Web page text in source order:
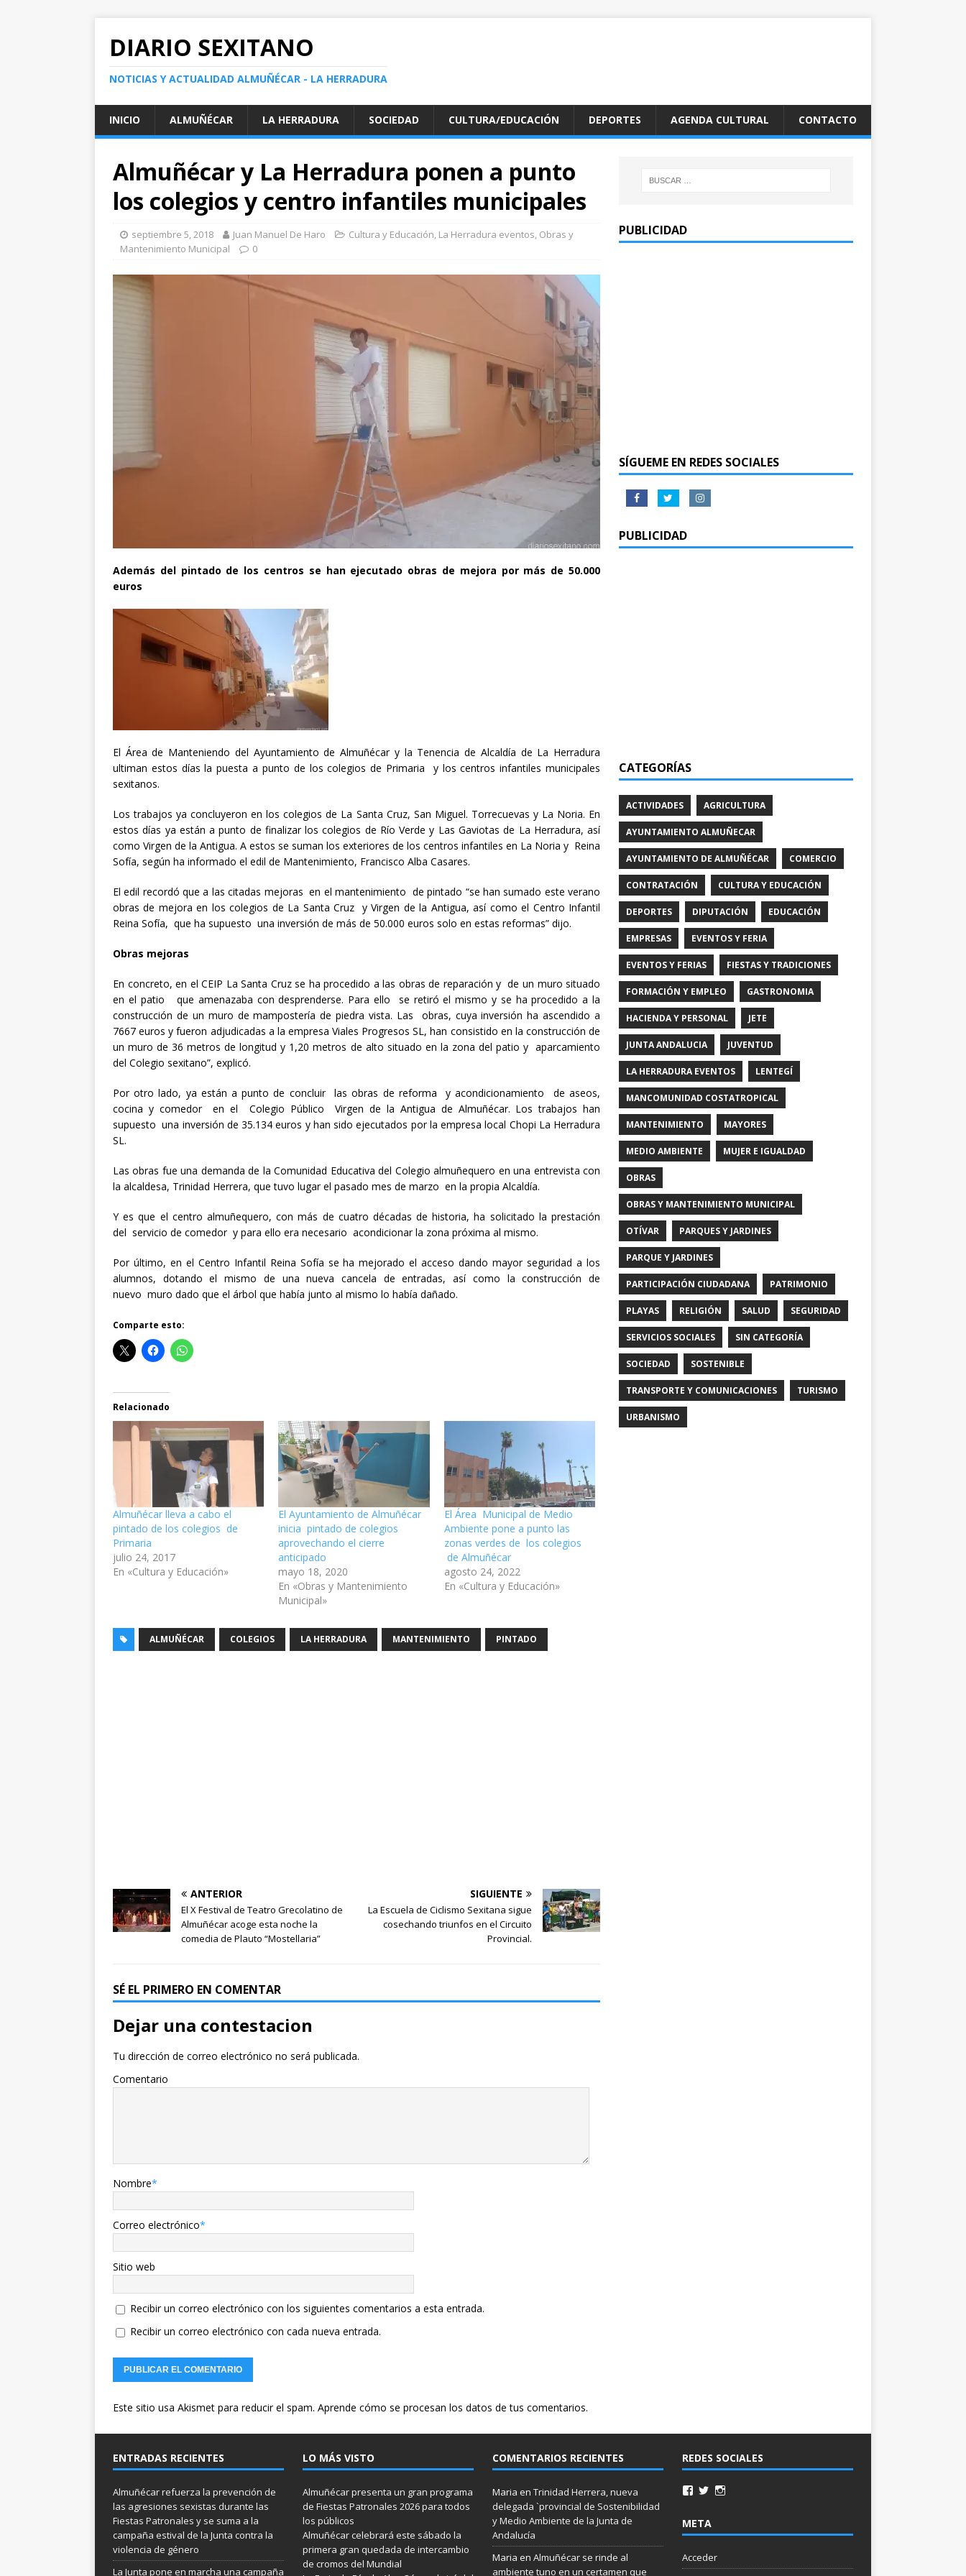
DIARIO SEXITANO
NOTICIAS Y ACTUALIDAD ALMUÑÉCAR - LA HERRADURA
INICIO ALMUÑÉCAR LA HERRADURA SOCIEDAD CULTURA/EDUCACIÓN DEPORTES AGENDA CULTURAL CONTACTO
Almuñécar y La Herradura ponen a punto
los colegios y centro infantiles municipales
septiembre 5, 2018 Juan Manuel De Haro Cultura y Educación, La Herradura eventos, Obras y
Mantenimiento Municipal
0
Además del pintado de los centros se han ejecutado obras de mejora por más de 50.000
euros
El Área de Manteniendo del Ayuntamiento de Almuñécar y la Tenencia de Alcaldía de La Herradura
ultiman estos días la puesta a punto de los colegios de Primaria y los centros infantiles municipales
sexitanos.
Los trabajos ya concluyeron en los colegios de La Santa Cruz, San Miguel. Torrecuevas y La Noria. En
estos días ya están a punto de finalizar los colegios de Río Verde y Las Gaviotas de La Herradura, así
como Virgen de la Antigua. A estos se suman los exteriores de los centros infantiles en La Noria y Reina
Sofía, según ha informado el edil de Mantenimiento, Francisco Alba Casares.
El edil recordó que a las citadas mejoras en el mantenimiento de pintado “se han sumado este verano
obras de mejora en los colegios de La Santa Cruz y Virgen de la Antigua, así como el Centro Infantil
Reina Sofía, que ha supuesto una inversión de más de 50.000 euros solo en estas reformas” dijo.
Obras mejoras
En concreto, en el CEIP La Santa Cruz se ha procedido a las obras de reparación y de un muro situado
en el patio que amenazaba con desprenderse. Para ello se retiró el mismo y se ha procedido a la
construcción de un muro de mampostería de piedra vista. Las obras, cuya inversión ha ascendido a
7667 euros y fueron adjudicadas a la empresa Viales Progresos SL, han consistido en la construcción de
un muro de 36 metros de longitud y 1,20 metros de alto situado en la zona del patio y aparcamiento
del Colegio sexitano”, explicó.
Por otro lado, ya están a punto de concluir las obras de reforma y acondicionamiento de aseos,
cocina y comedor en el Colegio Público Virgen de la Antigua de Almuñécar. Los trabajos han
supuesto una inversión de 35.134 euros y han sido ejecutados por la empresa local Chopi La Herradura
SL.
Las obras fue una demanda de la Comunidad Educativa del Colegio almuñequero en una entrevista con
la alcaldesa, Trinidad Herrera, que tuvo lugar el pasado mes de marzo en la propia Alcaldía.
Y es que el centro almuñequero, con más de cuatro décadas de historia, ha solicitado la prestación
del servicio de comedor y para ello era necesario acondicionar la zona próxima al mismo.
Por último, en el Centro Infantil Reina Sofía se ha mejorado el acceso dando mayor seguridad a los
alumnos, dotando el mismo de una nueva cancela de entradas, así como la construcción de
nuevo muro dado que el árbol que había junto al mismo lo había dañado.
Comparte esto:
Relacionado
Almuñécar lleva a cabo el
pintado de los colegios de
Primaria
julio 24, 2017
En «Cultura y Educación»
El Ayuntamiento de Almuñécar
inicia pintado de colegios
aprovechando el cierre
anticipado
mayo 18, 2020
En «Obras y Mantenimiento
Municipal»
El Área Municipal de Medio
Ambiente pone a punto las
zonas verdes de los colegios
de Almuñécar
agosto 24, 2022
En «Cultura y Educación»
ALMUÑÉCAR COLEGIOS LA HERRADURA MANTENIMIENTO PINTADO
ANTERIOR
El X Festival de Teatro Grecolatino de
Almuñécar acoge esta noche la
comedia de Plauto “Mostellaria”
SIGUIENTE
La Escuela de Ciclismo Sexitana sigue
cosechando triunfos en el Circuito
Provincial.
SÉ EL PRIMERO EN COMENTAR
Dejar una contestacion
Tu dirección de correo electrónico no será publicada.
Comentario
Nombre*
Correo electrónico*
Sitio web
Recibir un correo electrónico con los siguientes comentarios a esta entrada.
Recibir un correo electrónico con cada nueva entrada.
Este sitio usa Akismet para reducir el spam. Aprende cómo se procesan los datos de tus comentarios.
PUBLICIDAD
SÍGUEME EN REDES SOCIALES
PUBLICIDAD
CATEGORÍAS
ACTIVIDADES AGRICULTURA
AYUNTAMIENTO ALMUÑECAR
AYUNTAMIENTO DE ALMUÑÉCAR COMERCIO
CONTRATACIÓN CULTURA Y EDUCACIÓN
DEPORTES DIPUTACIÓN EDUCACIÓN
EMPRESAS EVENTOS Y FERIA
EVENTOS Y FERIAS FIESTAS Y TRADICIONES
FORMACIÓN Y EMPLEO GASTRONOMIA
HACIENDA Y PERSONAL JETE
JUNTA ANDALUCIA JUVENTUD
LA HERRADURA EVENTOS LENTEGÍ
MANCOMUNIDAD COSTATROPICAL
MANTENIMIENTO MAYORES
MEDIO AMBIENTE MUJER E IGUALDAD
OBRAS
OBRAS Y MANTENIMIENTO MUNICIPAL
OTÍVAR PARQUES Y JARDINES
PARQUE Y JARDINES
PARTICIPACIÓN CIUDADANA PATRIMONIO
PLAYAS RELIGIÓN SALUD SEGURIDAD
SERVICIOS SOCIALES SIN CATEGORÍA
SOCIEDAD SOSTENIBLE
TRANSPORTE Y COMUNICACIONES TURISMO
URBANISMO
ENTRADAS RECIENTES
Almuñécar refuerza la prevención de
las agresiones sexistas durante las
Fiestas Patronales y se suma a la
campaña estival de la Junta contra la
violencia de género
La Junta pone en marcha una campaña
LO MÁS VISTO
Almuñécar presenta un gran programa
de Fiestas Patronales 2026 para todos
los públicos
Almuñécar celebrará este sábado la
primera gran quedada de intercambio
de cromos del Mundial
COMENTARIOS RECIENTES
Maria en Trinidad Herrera, nueva
delegada `provincial de Sostenibilidad
y Medio Ambiente de la Junta de
Andalucía
Maria en Almuñécar se rinde al
ambiente tuno en un certamen que
REDES SOCIALES
META
Acceder